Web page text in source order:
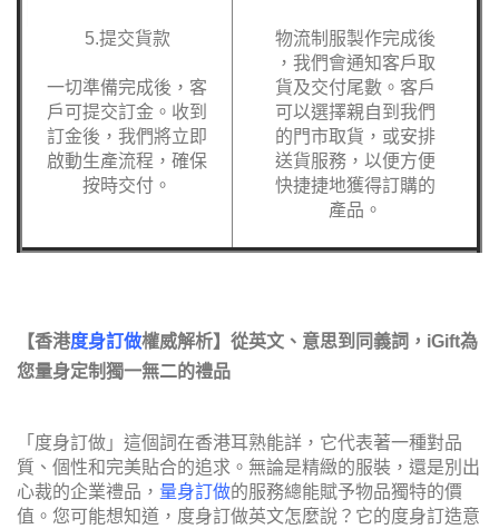
5.提交貨款
一切準備完成後，客
戶可提交訂金。收到
訂金後，我們將立即
啟動生產流程，確保
按時交付。
物流制服製作完成後
，我們會通知客戶取
貨及交付尾數。客戶
可以選擇親自到我們
的門市取貨，或安排
送貨服務，以便方便
快捷捷地獲得訂購的
產品。
【香港度身訂做權威解析】從英文、意思到同義詞，iGift為
您量身定制獨一無二的禮品
「度身訂做」這個詞在香港耳熟能詳，它代表著一種對品
質、個性和完美貼合的追求。無論是精緻的服裝，還是別出
心裁的企業禮品， 量身訂做的服務總能賦予物品獨特的價
值。您可能想知道，度身訂做英文怎麼說？它的度身訂造意